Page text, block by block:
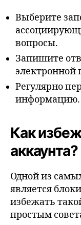
Выберите
вопросы.
Запишите
электронной
Регулярно
информацию.
Как
аккаунта?
Одной из
является
избежать
простым